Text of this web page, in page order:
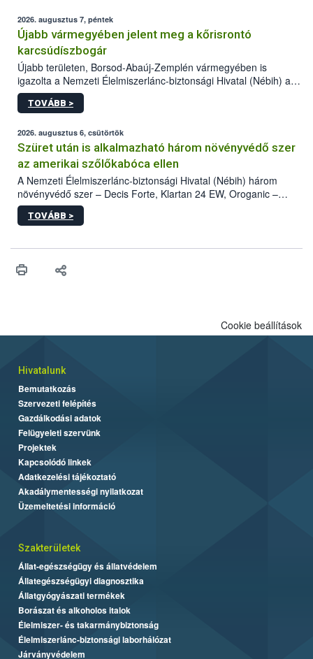
2026. augusztus 7, péntek
Újabb vármegyében jelent meg a kőrisrontó
karcsúdíszbogár
Újabb területen, Borsod-Abaúj-Zemplén vármegyében is
igazolta a Nemzeti Élelmiszerlánc-biztonsági Hivatal (Nébih) a
kőrisrontó karcsúdíszbogár (Agrilus planipennis) jelenlétét. A
kártevőt nem csak színcsapdában találták meg, de már fertőzött
az intenzív felderítést, emellett az intézkedéseket a szlovák
hatósággal is összehangolják a terjedés megállítása érdekében.
TOVÁBB >
2026. augusztus 6, csütörtök
Szüret után is alkalmazható három növényvédő szer
az amerikai szőlőkabóca ellen
A Nemzeti Élelmiszerlánc-biztonsági Hivatal (Nébih) három
növényvédő szer – Decis Forte, Klartan 24 EW, Oroganic –
engedélyokiratát módosította, így azok a szüretet követően,
egészen a vesszőérettség (BBCH 91) stádiumáig
érésű szőlőkben is legyen lehetőség a károsító elleni további
felhasználók számára is elérhető és ökológiai termesztésben is
TOVÁBB >
Cookie beállítások
Hivatalunk
Bemutatkozás
Szervezeti felépítés
Gazdálkodási adatok
Felügyeleti szervünk
Projektek
Kapcsolódó linkek
Adatkezelési tájékoztató
Akadálymentességi nyilatkozat
Üzemeltetési információ
Szakterületek
Állat-egészségügy és állatvédelem
Állategészségügyi diagnosztika
Állatgyógyászati termékek
Borászat és alkoholos italok
Élelmiszer- és takarmánybiztonság
Élelmiszerlánc-biztonsági laborhálózat
Járványvédelem